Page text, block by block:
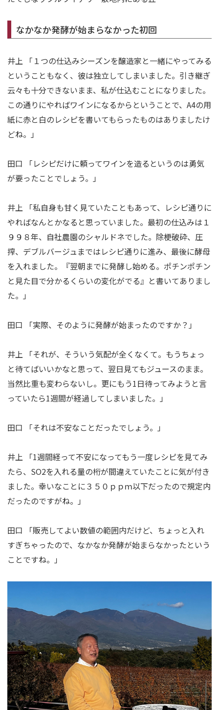
なかなか発酵が始まらなかった初回
井上 「１つの仕込みシーズンを醸造家と一緒にやってみる
ということもなく、彼は独立してしまいました。引き継ぎ
云々も十分できないまま、私が仕込むことになりました。
この通りにやればワインになるからということで、A4の用
紙に赤と白のレシピを書いてもらったものはありましたけ
どね。」
田口 「レシピだけに頼ってワインを造るというのは勇気
が要ったことでしょう。」
井上 「私自身も甘く見ていたこともあって、レシピ通りに
やればなんとかなると思っていました。最初の仕込みは１
９９８年、自社農園のシャルドネでした。除梗破砕、圧
搾、デブルバージュまではレシピ通りに進み、最後に酵母
を入れました。『翌朝までに発酵し始める。ポチンポチン
と見た目で分かるくらいの変化がでる』と書いてありまし
た。」
田口 「実際、そのように発酵が始まったのですか？」
井上 「それが、そういう気配が全くなくて。もうちょっ
と待てばいいかなと思って、翌日見てもジュースのまま。
当然比重も変わらないし。更にもう1日待ってみようと言
っていたら1週間が経過してしまいました。」
田口 「それは不安なことだったでしょう。」
井上 「1週間経って不安になってもう一度レシピを見てみ
たら、SO2を入れる量の桁が間違えていたことに気が付き
ました。幸いなことに３５０ｐｐｍ以下だったので規定内
だったのですがね。」
田口 「販売してよい数値の範囲内だけど、ちょっと入れ
すぎちゃったので、なかなか発酵が始まらなかったという
ことですね。」